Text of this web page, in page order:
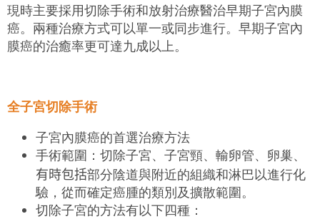
現時主要採用切除手術和放射治療醫治早期子宮內膜
癌。兩種治療方式可以單一或同步進行。早期子宮內
膜癌的治癒率更可達九成以上。
全子宮切除手術
子宮內膜癌的首選治療方法
手術範圍：切除子宮、子宮頸、輸卵管、卵巢、
有時包括部分陰道與附近的組織和淋巴以進行化
驗，從而確定癌腫的類別及擴散範圍。
切除子宮的方法有以下四種：